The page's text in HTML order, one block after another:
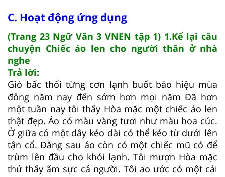
C. Hoạt động ứng dụng
(Trang 23 Ngữ Văn 3 VNEN tập 1) 1.Kể lại câu
chuyện Chiếc áo len cho người thân ở nhà
nghe
Trả lời:
Gió bấc thổi từng cơn lạnh buốt báo hiệu mùa
đông năm nay đến sớm hơn mọi năm Đã hơn
một tuần nay tôi thấy Hòa mặc một chiếc áo len
thật đẹp. Áo có màu vàng tươi như màu hoa cúc.
Ở giữa có một dây kéo dài có thể kéo từ dưới lên
tận cổ. Đằng sau áo còn có một chiếc mũ có để
trùm lên đầu cho khỏi lạnh. Tôi mượn Hòa mặc
thử thấy ấm sực cả người. Tôi ao ước có một cái